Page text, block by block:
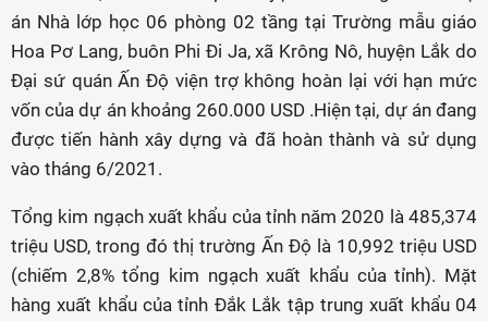
án Nhà lớp học 06 phòng 02 tầng tại Trường mẫu giáo
Hoa Pơ Lang, buôn Phi Đi Ja, xã Krông Nô, huyện Lắk do
Đại sứ quán Ấn Độ viện trợ không hoàn lại với hạn mức
vốn của dự án khoảng 260.000 USD .Hiện tại, dự án đang
được tiến hành xây dựng và đã hoàn thành và sử dụng
vào tháng 6/2021.
Tổng kim ngạch xuất khẩu của tỉnh năm 2020 là 485,374
triệu USD, trong đó thị trường Ấn Độ là 10,992 triệu USD
(chiếm 2,8% tổng kim ngạch xuất khẩu của tỉnh). Mặt
hàng xuất khẩu của tỉnh Đắk Lắk tập trung xuất khẩu 04